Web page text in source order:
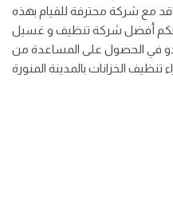
مع شركة محترفة للقيام بهذه
لكم أفضل شركة تنظيف و غسيل
في الحصول على المساعدة من
تنظيف الخزانات بالمدينة المنورة